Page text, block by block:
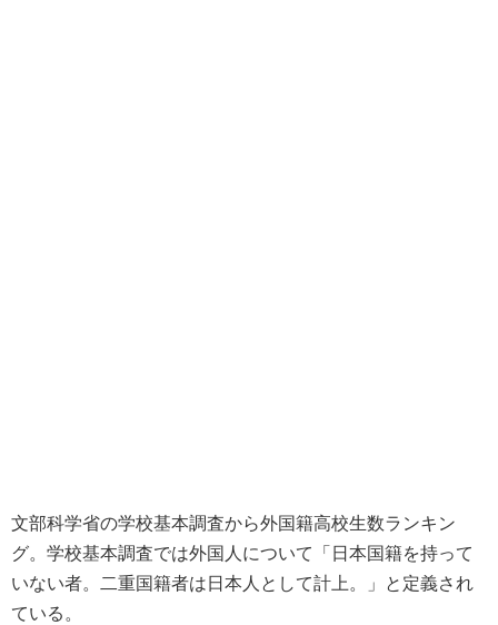
文部科学省の学校基本調査から外国籍高校生数ランキン
グ。学校基本調査では外国人について「日本国籍を持って
いない者。二重国籍者は日本人として計上。」と定義され
ている。